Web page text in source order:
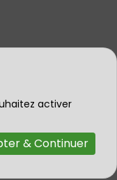
activer
& Continuer